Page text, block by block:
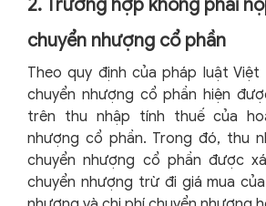
2. Trường hợp không phải
chuyển nhượng cổ phần
Theo quy định của pháp luật Việt
chuyển nhượng cổ phần hiện
trên thu nhập tính thuế của
nhượng cổ phần. Trong đó, thu
chuyển nhượng cổ phần được
chuyển nhượng trừ đi giá mua